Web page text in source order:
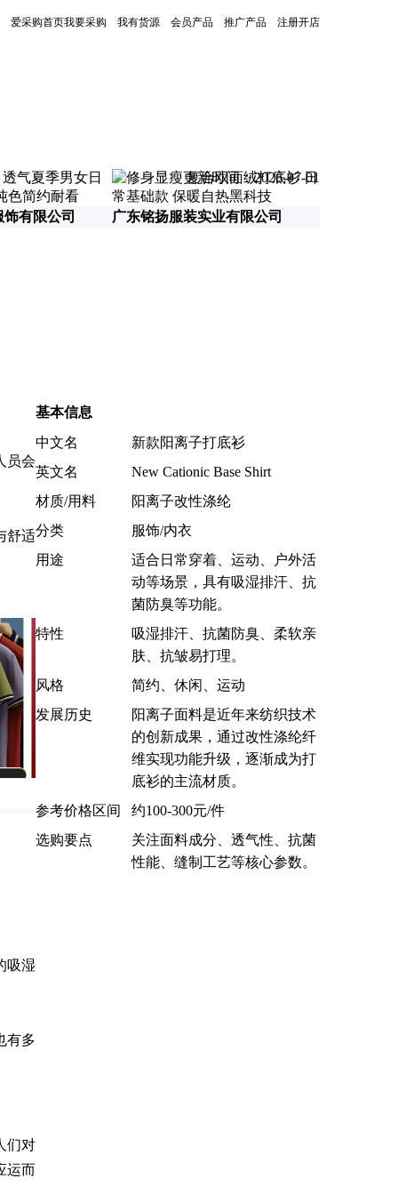
爱采购首页我要采购 我有货源 会员产品 推广产品 注册开店
更新时间：2026-07-01
有限公司 广东铭扬服装实业有限公司
员会
舒适
吸湿
有多
们对
运而
基本信息
中文名
新款阳离子打底衫
英文名
New Cationic Base Shirt
材质/用料
阳离子改性涤纶
分类
服饰/内衣
用途
适合日常穿着、运动、户外活
动等场景，具有吸湿排汗、抗
菌防臭等功能。
特性
吸湿排汗、抗菌防臭、柔软亲
肤、抗皱易打理。
风格
简约、休闲、运动
发展历史
阳离子面料是近年来纺织技术
的创新成果，通过改性涤纶纤
维实现功能升级，逐渐成为打
底衫的主流材质。
参考价格区间
约100-300元/件
选购要点
关注面料成分、透气性、抗菌
性能、缝制工艺等核心参数。